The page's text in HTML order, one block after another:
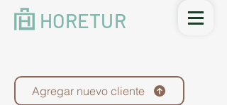
HORETUR
Agregar nuevo cliente